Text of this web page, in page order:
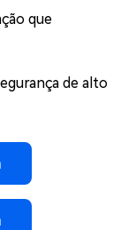
que
de alto